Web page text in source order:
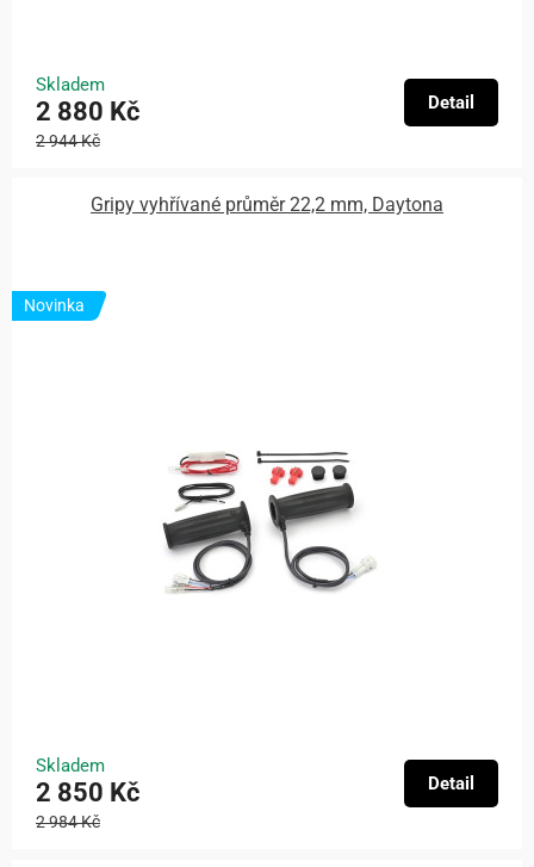
Skladem
2 880 Kč
2 944 Kč
Detail
Gripy vyhřívané průměr 22,2 mm, Daytona
Novinka
Skladem
2 850 Kč
2 984 Kč
Detail